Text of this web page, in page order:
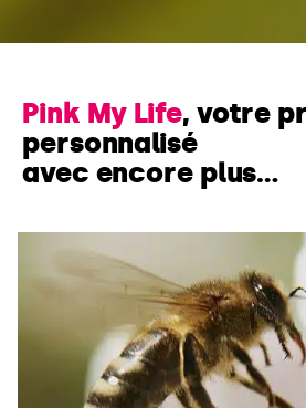
Pink My Life, votre
personnalisé
avec encore plus…